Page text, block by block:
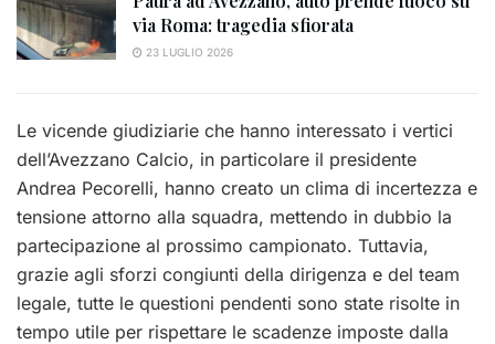
via Roma: tragedia sfiorata
23 LUGLIO 2026
Le vicende giudiziarie che hanno interessato i vertici
dell’Avezzano Calcio, in particolare il presidente
Andrea Pecorelli, hanno creato un clima di incertezza e
tensione attorno alla squadra, mettendo in dubbio la
partecipazione al prossimo campionato. Tuttavia,
grazie agli sforzi congiunti della dirigenza e del team
legale, tutte le questioni pendenti sono state risolte in
tempo utile per rispettare le scadenze imposte dalla